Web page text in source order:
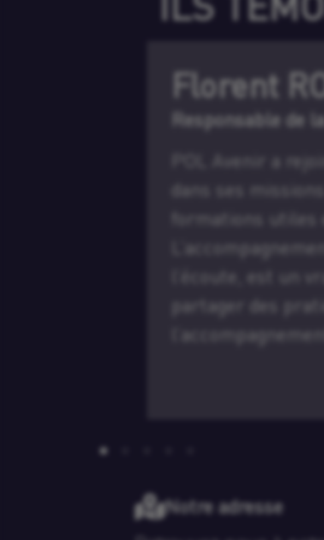
Florent
Responsable de
POL Avenir a
dans ses
formations utiles
l’écoute, est un
partager des
l’accompagnement.
Notre adresse